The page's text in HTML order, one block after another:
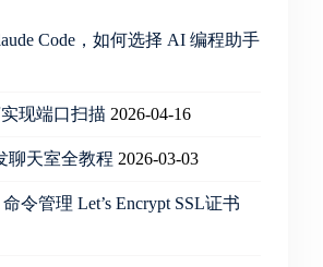
Code，如何选择 AI 编程助手
现端口扫描 2026-04-16
聊天室全教程 2026-03-03
令管理 Let’s Encrypt SSL证书